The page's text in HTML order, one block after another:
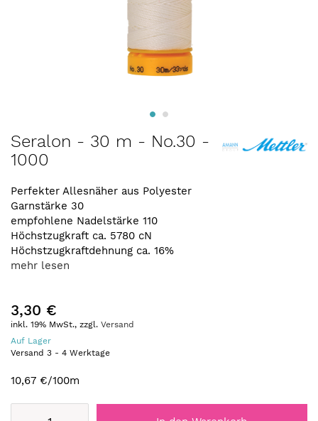
Anfang
der
springen
Seralon - 30 m - No.30 -
1000
Perfekter Allesnäher aus Polyester
Garnstärke 30
empfohlene Nadelstärke 110
Höchstzugkraft ca. 5780 cN
Höchstzugkraftdehnung ca. 16%
mehr lesen
3,30 €
inkl. 19% MwSt., zzgl. Versand
Auf Lager
Versand 3 - 4 Werktage
10,67 €/100m